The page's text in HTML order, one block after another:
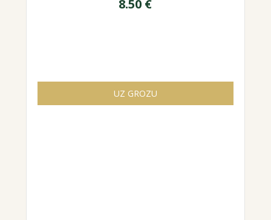
8.50 €
UZ GROZU